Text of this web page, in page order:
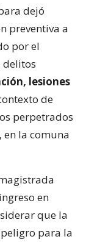
dejó
preventiva a
por el
delitos
lesiones
de
perpetrados
en la comuna
en
que la
para la